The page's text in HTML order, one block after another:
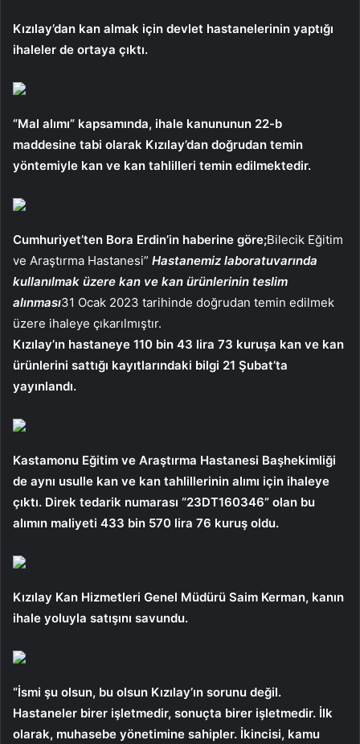
Kızılay’dan kan almak için devlet hastanelerinin yaptığı
ihaleler de ortaya çıktı.
“Mal alımı” kapsamında, ihale kanununun 22-b
maddesine tabi olarak Kızılay’dan doğrudan temin
yöntemiyle kan ve kan tahlilleri temin edilmektedir.
Cumhuriyet’ten Bora Erdin’in haberine göre;Bilecik Eğitim
ve Araştırma Hastanesi” Hastanemiz laboratuvarında
kullanılmak üzere kan ve kan ürünlerinin teslim
alınması31 Ocak 2023 tarihinde doğrudan temin edilmek
üzere ihaleye çıkarılmıştır.
Kızılay’ın hastaneye 110 bin 43 lira 73 kuruşa kan ve kan
ürünlerini sattığı kayıtlarındaki bilgi 21 Şubat’ta
yayınlandı.
Kastamonu Eğitim ve Araştırma Hastanesi Başhekimliği
de aynı usulle kan ve kan tahlillerinin alımı için ihaleye
çıktı. Direk tedarik numarası “23DT160346” olan bu
alımın maliyeti 433 bin 570 lira 76 kuruş oldu.
Kızılay Kan Hizmetleri Genel Müdürü Saim Kerman, kanın
ihale yoluyla satışını savundu.
“İsmi şu olsun, bu olsun Kızılay’ın sorunu değil.
Hastaneler birer işletmedir, sonuçta birer işletmedir. İlk
olarak, muhasebe yönetimine sahipler. İkincisi, kamu